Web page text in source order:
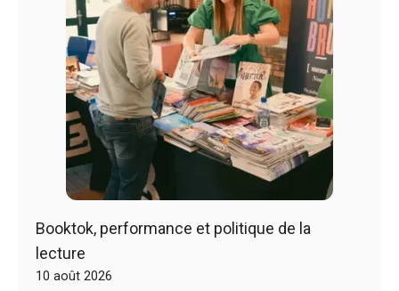
Booktok, performance et politique de la
lecture
10 août 2026